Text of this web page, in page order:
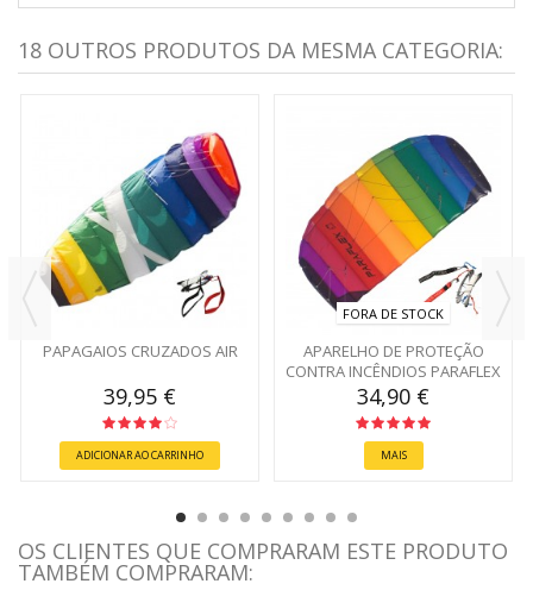
18 OUTROS PRODUTOS DA MESMA CATEGORIA:
PAPAGAIOS CRUZADOS AIR
39,95 €
ADICIONAR AO CARRINHO
FORA DE STOCK
APARELHO DE PROTEÇÃO
CONTRA INCÊNDIOS PARAFLEX
BASIC
34,90 €
MAIS
OS CLIENTES QUE COMPRARAM ESTE PRODUTO
TAMBÉM COMPRARAM: